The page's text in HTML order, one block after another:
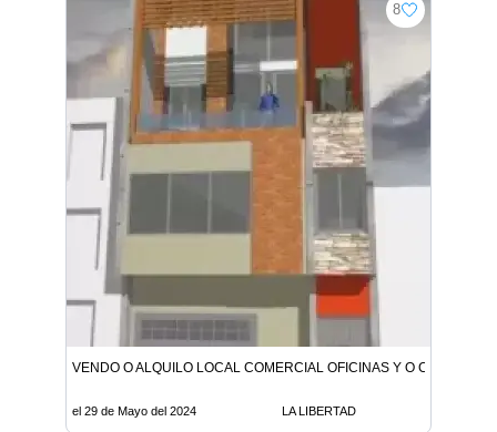
8
VENDO O ALQUILO LOCAL COMERCIAL OFICINAS Y O
el 29 de Mayo del 2024 LA LIBERTAD